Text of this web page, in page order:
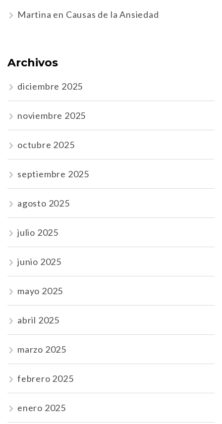
Martina en Causas de la Ansiedad
Archivos
diciembre 2025
noviembre 2025
octubre 2025
septiembre 2025
agosto 2025
julio 2025
junio 2025
mayo 2025
abril 2025
marzo 2025
febrero 2025
enero 2025